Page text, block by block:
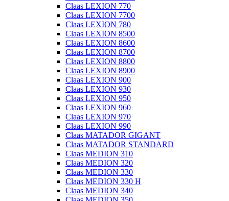
Claas LEXION 770
Claas LEXION 7700
Claas LEXION 780
Claas LEXION 8500
Claas LEXION 8600
Claas LEXION 8700
Claas LEXION 8800
Claas LEXION 8900
Claas LEXION 900
Claas LEXION 930
Claas LEXION 950
Claas LEXION 960
Claas LEXION 970
Claas LEXION 990
Claas MATADOR GIGANT
Claas MATADOR STANDARD
Claas MEDION 310
Claas MEDION 320
Claas MEDION 330
Claas MEDION 330 H
Claas MEDION 340